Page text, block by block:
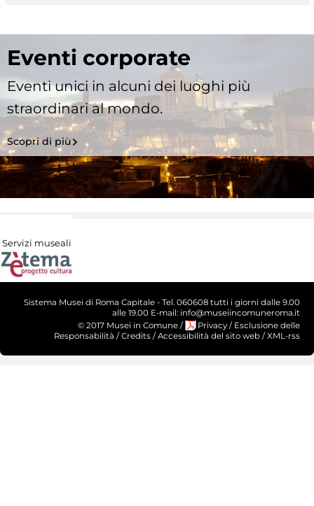
Eventi corporate
Eventi unici in alcuni dei luoghi più
straordinari al mondo.
Scopri di più
Servizi museali
Sistema Musei di Roma Capitale - Tel. 060608 tutti i giorni dalle 9.00
alle 19.00 E-mail: info@museiincomuneroma.it
© 2017 Musei in Comune / Privacy / Esclusione delle
Responsabilità /Credits /Accessibilità del sito web /XML-rss